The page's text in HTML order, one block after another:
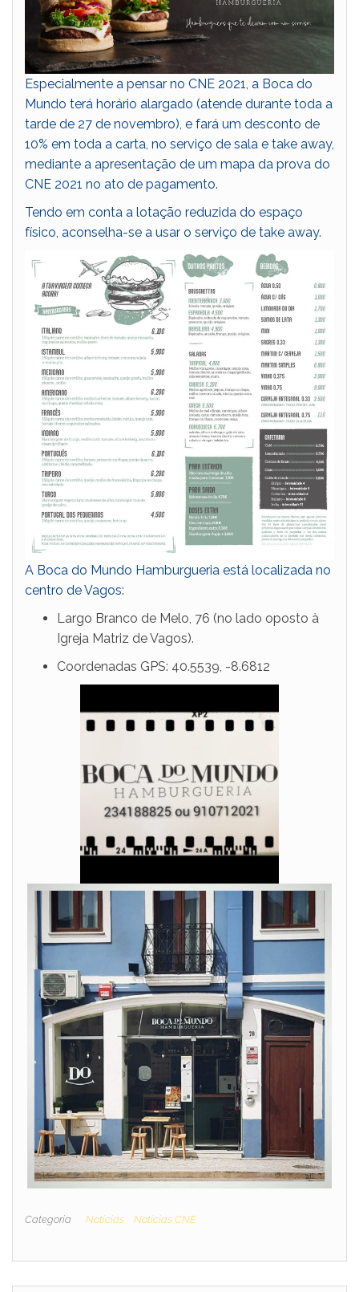
Especialmente a pensar no CNE 2021, a Boca do
Mundo terá horário alargado (atende durante toda a
tarde de 27 de novembro), e fará um desconto de
10% em toda a carta, no serviço de sala e take away,
mediante a apresentação de um mapa da prova do
CNE 2021 no ato de pagamento.
Tendo em conta a lotação reduzida do espaço
físico, aconselha-se a usar o serviço de take away.
A Boca do Mundo Hamburgueria está localizada no
centro de Vagos:
Largo Branco de Melo, 76 (no lado oposto à
Igreja Matriz de Vagos).
Coordenadas GPS: 40.5539, -8.6812
Categoria Notícias Notícias CNE